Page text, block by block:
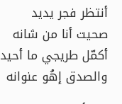
أنتظر فجر يديد
صحيت أنا من شانه
أكمّل طريجي ما أحيد
والصدق إهُو عنوانه